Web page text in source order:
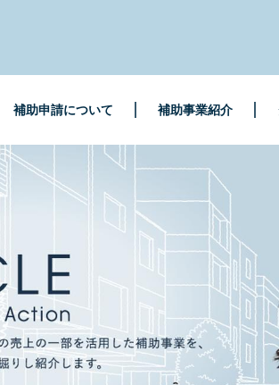
補助申請について 補助事業紹介